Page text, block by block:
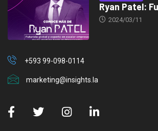
Ryan Patel:
2024/03/11
+593 99-098-0114
marketing@insights.la